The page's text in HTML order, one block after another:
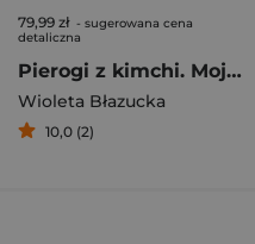
79,99 zł - sugerowana cena
detaliczna
Pierogi z kimchi. Moje ulubione azjatyckie przepisy - książka z autografem
Wioleta Błazucka
10,0 (2)